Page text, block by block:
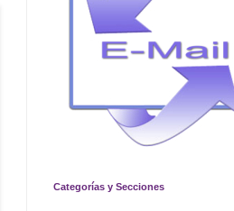
Categorías y Secciones